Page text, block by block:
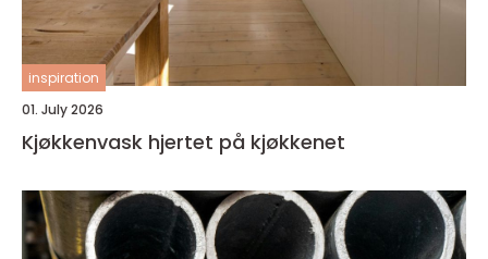
inspiration
01. July 2026
Kjøkkenvask hjertet på kjøkkenet